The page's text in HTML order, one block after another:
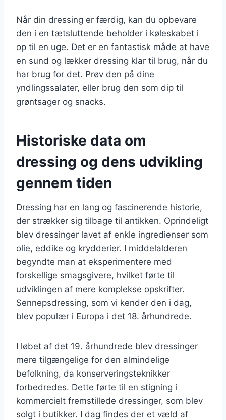
Når din dressing er færdig, kan du opbevare
den i en tætsluttende beholder i køleskabet i
op til en uge. Det er en fantastisk måde at have
en sund og lækker dressing klar til brug, når du
har brug for det. Prøv den på dine
yndlingssalater, eller brug den som dip til
grøntsager og snacks.
Historiske data om
dressing og dens udvikling
gennem tiden
Dressing har en lang og fascinerende historie,
der strækker sig tilbage til antikken. Oprindeligt
blev dressinger lavet af enkle ingredienser som
olie, eddike og krydderier. I middelalderen
begyndte man at eksperimentere med
forskellige smagsgivere, hvilket førte til
udviklingen af mere komplekse opskrifter.
Sennepsdressing, som vi kender den i dag,
blev populær i Europa i det 18. århundrede.
I løbet af det 19. århundrede blev dressinger
mere tilgængelige for den almindelige
befolkning, da konserveringsteknikker
forbedredes. Dette førte til en stigning i
kommercielt fremstillede dressinger, som blev
solgt i butikker. I dag findes der et væld af